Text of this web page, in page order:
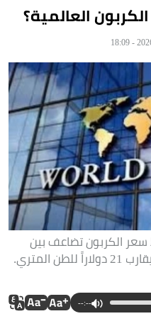
العالمية؟
​​سعر الكربون تضاعف بين
عامي 2016 و2026 ليصل إلى ما يقارب 21 دولاراً للطن المتري.
--:--